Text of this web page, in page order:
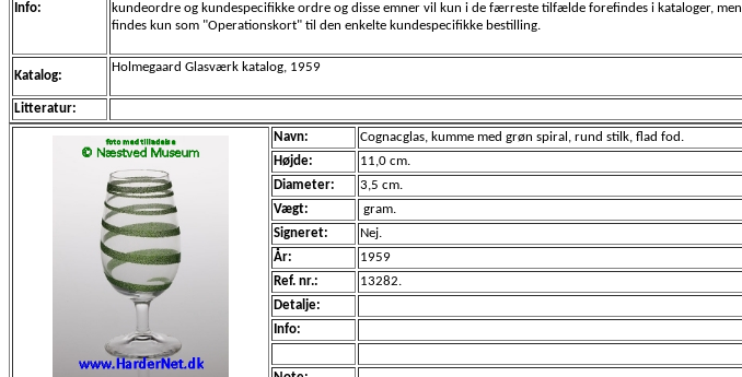
Info:
kundeordre og kundespecifikke ordre og disse emner vil kun i de færreste tilfælde forefindes i kataloger, men
findes kun som "Operationskort" til den enkelte kundespecifikke bestilling.
Katalog:
Holmegaard Glasværk katalog, 1959
Litteratur:
Navn:
Cognacglas, kumme med grøn spiral, rund stilk, flad fod.
Højde:
11,0 cm.
Diameter:
3,5 cm.
Vægt:
gram.
Signeret:
Nej.
År:
1959
Ref. nr.:
13282.
Detalje:
Info: